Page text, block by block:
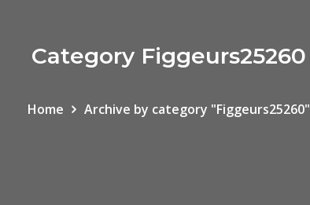
Category Figgeurs25260
Home Archive by category "Figgeurs25260"